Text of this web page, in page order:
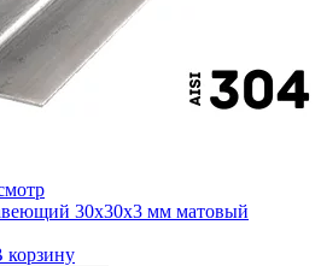
30х30х3 мм матовый
корзину